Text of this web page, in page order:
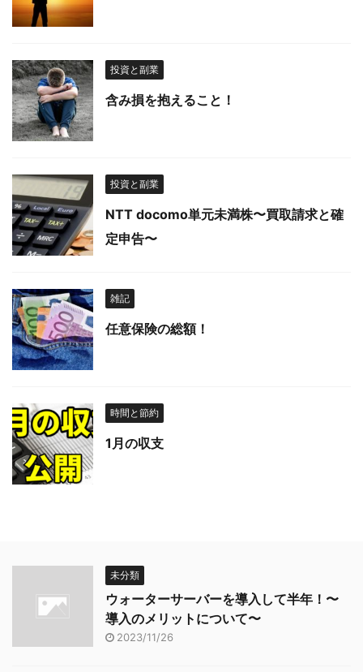
投資と副業
含み損を抱えること！
投資と副業
NTT docomo単元未満株〜買取請求と確
定申告〜
雑記
任意保険の総額！
時間と節約
1月の収支
未分類
ウォーターサーバーを導入して半年！〜
導入のメリットについて〜
2023/11/26